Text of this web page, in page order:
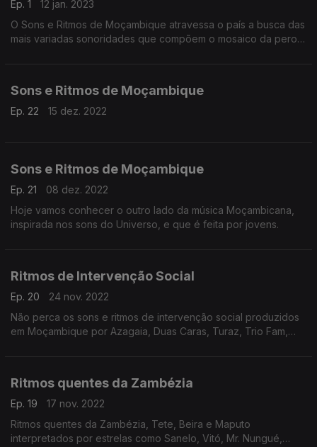
Ep. 1
12 jan. 2023
O Sons e Ritmos de Moçambique atravessa o país a busca das
mais variadas sonoridades que compõem o mosaico da perola
Sons e Ritmos de Moçambique
Ep. 22 15 dez. 2022
Sons e Ritmos de Moçambique
Ep. 21
08 dez. 2022
Hoje vamos conhecer o outro lado da música Moçambicana,
inspirada nos sons do Universo, e que é feita por jovens.
Ritmos de Intervenção Social
Ep. 20
24 nov. 2022
Não perca os sons e ritmos de intervenção social produzidos
em Moçambique por Azagaia, Duas Caras, Turaz, Trio Fam,
Ritmos quentes da Zambézia
Ep. 19
17 nov. 2022
Ritmos quentes da Zambézia, Tete, Beira e Maputo
interpretados por estrelas como Sanelo, Vitó, Mr. Nungué,